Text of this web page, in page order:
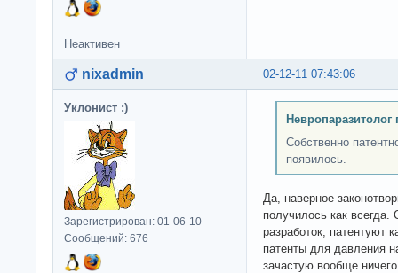
Неактивен
02-12-11 07:43:06
nixadmin
Уклонист :)
Зарегистрирован: 01-06-10
Сообщений: 676
Невропаразитолог
Собственно
появилось.
Да, наверное
получилось как
разработок, патентуют
патенты для давления
зачастую вообще